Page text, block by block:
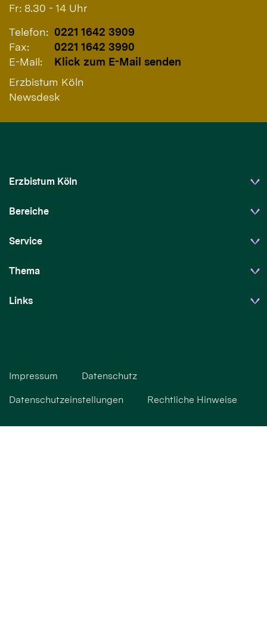
Fr: 8.30 - 14 Uhr
Telefon: 0221 1642 3909
Fax:
0221 1642 3990
E-Mail:
Klick zum E-Mail senden
Erzbistum Köln
Newsdesk
Erzbistum Köln
Bereiche
Service
Thema
Links
Impressum Datenschutz
Datenschutzeinstellungen Rechtliche Hinweise